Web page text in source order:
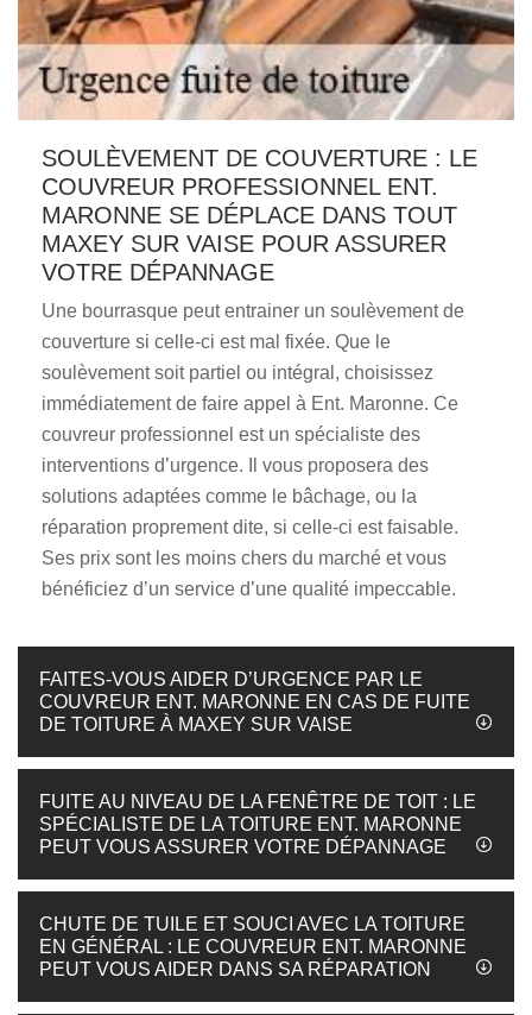
SOULÈVEMENT DE COUVERTURE : LE
COUVREUR PROFESSIONNEL ENT.
MARONNE SE DÉPLACE DANS TOUT
MAXEY SUR VAISE POUR ASSURER
VOTRE DÉPANNAGE
Une bourrasque peut entrainer un soulèvement de
couverture si celle-ci est mal fixée. Que le
soulèvement soit partiel ou intégral, choisissez
immédiatement de faire appel à Ent. Maronne. Ce
couvreur professionnel est un spécialiste des
interventions d’urgence. Il vous proposera des
solutions adaptées comme le bâchage, ou la
réparation proprement dite, si celle-ci est faisable.
Ses prix sont les moins chers du marché et vous
bénéficiez d’un service d’une qualité impeccable.
FAITES-VOUS AIDER D’URGENCE PAR LE
COUVREUR ENT. MARONNE EN CAS DE FUITE
DE TOITURE À MAXEY SUR VAISE
FUITE AU NIVEAU DE LA FENÊTRE DE TOIT : LE
SPÉCIALISTE DE LA TOITURE ENT. MARONNE
PEUT VOUS ASSURER VOTRE DÉPANNAGE
CHUTE DE TUILE ET SOUCI AVEC LA TOITURE
EN GÉNÉRAL : LE COUVREUR ENT. MARONNE
PEUT VOUS AIDER DANS SA RÉPARATION